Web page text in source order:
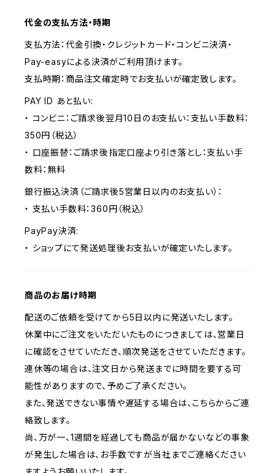
代金の支払方法・時期
支払方法：代金引換・クレジットカード・コンビニ決済・
Pay-easyによる決済がご利用頂けます。
支払時期：商品注文確定時でお支払いが確定致します。
PAY ID あと払い:
・ コンビニ：ご請求後翌月10日のお支払い：支払い手数料：
350円（税込）
・ 口座振替：ご請求後指定口座より引き落とし：支払い手
数料：無料
銀行振込決済（ご請求後5営業日以内のお支払い）：
・ 支払い手数料：360円（税込）
PayPay決済:
・ ショップにて発送処理後お支払いが確定いたします。
商品のお届け時期
配送のご依頼を受けてから5日以内に発送いたします。
休業中にご注文をいただいたものにつきましては、営業日
に確認をさせていただき、順次発送をさせていただきます。
連休等の場合は、注文日から発送までに時間を要する可
能性がありますので、予めご了承ください。
また、発送できない事情や遅延する場合は、こちらからご連
絡致します。
尚、万が一、1週間を経過しても商品が届かないなどの事象
が発生した場合は、お手数ですが当社までご連絡ください